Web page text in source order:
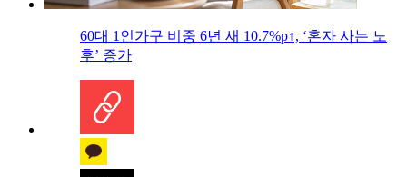
60대 1인가구 비중 6년 새 10.7%p↑, ‘혼자 사는 노
후’ 증가